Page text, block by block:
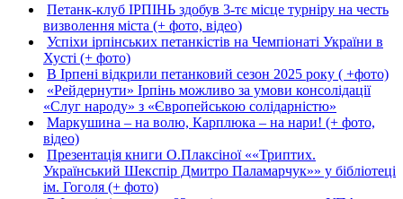
Петанк-клуб ІРПІНЬ здобув 3-тє місце турніру на честь
визволення міста (+ фото, відео)
Успіхи ірпінських петанкістів на Чемпіонаті України в
Хусті (+ фото)
В Ірпені відкрили петанковий сезон 2025 року ( +фото)
«Рейдернути» Ірпінь можливо за умови консолідації
«Слуг народу» з «Європейською солідарністю»
Маркушина – на волю, Карплюка – на нари! (+ фото,
відео)
Презентація книги О.Плаксіної ««Триптих.
Український Шекспір Дмитро Паламарчук»» у бібліотеці
ім. Гоголя (+ фото)